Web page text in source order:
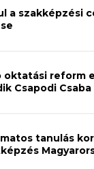
a szakképzési
oktatási reform
Csapodi
tanulás